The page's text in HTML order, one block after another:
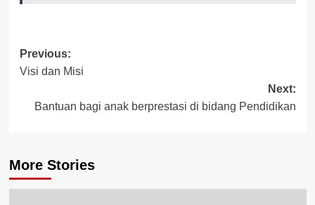
Post
navigation
Previous:
Visi dan Misi
Next:
Bantuan bagi anak berprestasi di bidang Pendidikan
More Stories